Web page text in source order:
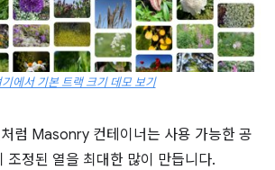
기에서 기본 트랙 크기 데모 보기
럼 Masonry 컨테이너는 사용 가능한 공
조정된 열을 최대한 많이 만듭니다.